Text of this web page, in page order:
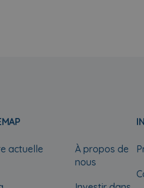
actuelle
À propos de
nous